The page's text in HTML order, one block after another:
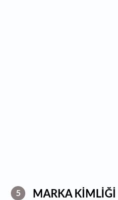
5 MARKA KİMLİĞİ